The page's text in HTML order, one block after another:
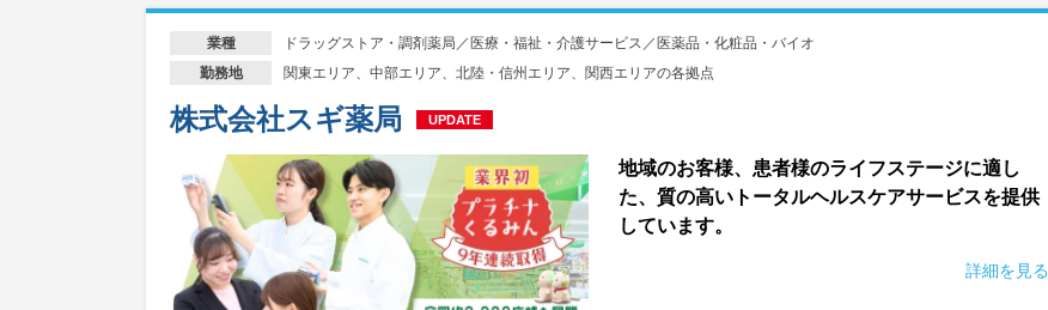
佐賀県 唯一のカウンセリング型ドラッグストアとして、お客様へ寄り添い…
長崎県 唯一のカウンセリング型ドラッグストアとして、お客様へ寄り添い…
熊本県 唯一のカウンセリング型ドラッグストアとして、お客様へ寄り添い…
大分県 唯一のカウンセリング型ドラッグストアとして、お客様へ寄り添い…
宮崎県 唯一のカウンセリング型ドラッグストアとして、お客様へ寄り添い…
業種 ドラッグストア・調剤薬局／医療・福祉・介護サービス／医薬品・化粧品・バイオ
勤務地 関東エリア、中部エリア、北陸・信州エリア、関西エリアの各拠点
株式会社スギ薬局 UPDATE
地域のお客様、患者様のライフステージに適し
た、質の高いトータルヘルスケアサービスを提供
しています。
詳細を見る